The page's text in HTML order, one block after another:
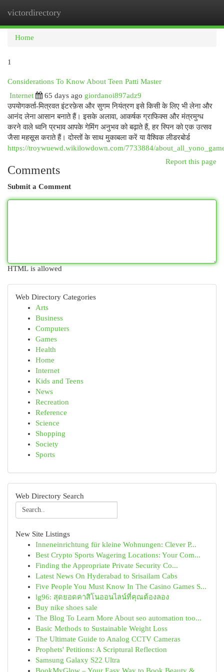
victordirectory
Home
1
Considerations To Know About Teen Patti Master
Internet
65 days ago giordanoi897adz9
उपयोगकर्ता-मित्रवत इंटरफ़ेस और सुगम नियंत्रण इसे किसी के लिए भी लेना और
आनंद लेना आसान बनाते हैं। इसके अलावा, आकर्षक ग्राफिक्स और मंत्रमुग्ध
करने वाले ध्वनि प्रभाव आपके गेमिंग अनुभव को बढ़ाते हैं, हर स्पिन को एक उत्सव
जैसा महसूस कराते हैं। दोस्तों के साथ मुकाबला करें या वैश्विक लीडरबोर्ड
https://troywuewd.wikilowdown.com/7733884/
Report this page
Comments
Submit a Comment
HTML is allowed
Web Directory Categories
Arts
Business
Computers
Games
Health
Home
Internet
Kids and Teens
News
Recreation
Reference
Science
Shopping
Society
Sports
Web Directory Search
New Site Listings
Inneneinrichtung für kleine Wohnungen: Clever P...
Best Crypto Sports Wagering Locations: Your Com...
Finding the Appropriate Private Security Co...
Latest News On Hyderabad to Srisailam Cabs
Five People You Must Know In The Casino Games S...
lg96: สุดยอดคาสิโนออนไลน์ที่คุณต้องลอง
Buy nike shoes sale
The Blog To Learn More About seo automation too...
Basic Methods to Sustainable Weight Loss
The Ultimate Guide to Analog CCTV Cameras
Prophets' Petitions: A Scriptural Reflection
Samsung Galaxy S22 Ultra